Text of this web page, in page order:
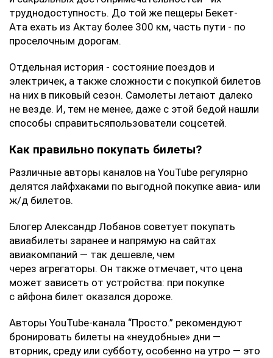
труднодоступность. До той же пещеры Бекет-
Ата ехать из Актау более 300 км, часть пути - по
проселочным дорогам.
Отдельная история - состояние поездов и
электричек, а также сложности с покупкой билетов
на них в пиковый сезон. Самолеты летают далеко
не везде. И, тем не менее, даже с этой бедой нашли
способы справитьсяпользователи соцсетей.
Как правильно покупать билеты?
Различные авторы каналов на YouTube регулярно
делятся лайфхаками по выгодной покупке авиа- или
ж/д билетов.
Блогер Александр Лобанов советует покупать
авиабилеты заранее и напрямую на сайтах
авиакомпаний — так дешевле, чем
через агрегаторы. Он также отмечает, что цена
может зависеть от устройства: при покупке
с айфона билет оказался дороже.
Авторы YouTube-канала “Просто.” рекомендуют
бронировать билеты на «неудобные» дни —
вторник, среду или субботу, особенно на утро — это